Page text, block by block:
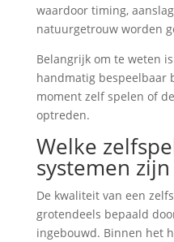
waardoor timing,
natuurgetrouw worden
Belangrijk om te weten
handmatig bespeelbaar
moment zelf spelen of
optreden.
Welke
systemen
De kwaliteit van een
grotendeels bepaald
ingebouwd. Binnen het